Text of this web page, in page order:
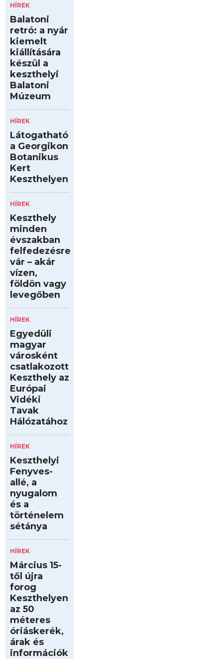
HÍREK
Balatoni
retró: a nyár
kiemelt
kiállítására
készül a
keszthelyi
Balatoni
Múzeum
HÍREK
Látogatható
a Georgikon
Botanikus
Kert
Keszthelyen
HÍREK
Keszthely
minden
évszakban
felfedezésre
vár – akár
vízen,
földön vagy
levegőben
HÍREK
Egyedüli
magyar
városként
csatlakozott
Keszthely az
Európai
Vidéki
Tavak
Hálózatához
HÍREK
Keszthelyi
Fenyves-
allé, a
nyugalom
és a
történelem
sétánya
HÍREK
Március 15-
től újra
forog
Keszthelyen
az 50
méteres
óriáskerék,
árak és
információk